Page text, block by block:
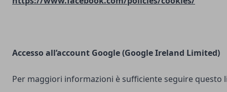
Accesso all’account Google (Google Ireland Limited)
Per maggiori informazioni è sufficiente seguire questo